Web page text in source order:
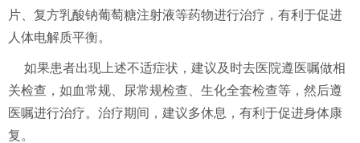
片、复方乳酸钠葡萄糖注射液等药物进行治疗，有利于促进
人体电解质平衡。
如果患者出现上述不适症状，建议及时去医院遵医嘱做相
关检查，如血常规、尿常规检查、生化全套检查等，然后遵
医嘱进行治疗。治疗期间，建议多休息，有利于促进身体康
复。